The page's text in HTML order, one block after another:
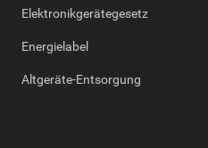
Elektronikgerätegesetz
Energielabel
Altgeräte-Entsorgung